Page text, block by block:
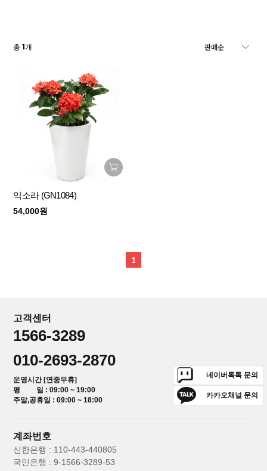
총1개
익소라 (GN1084)
54,000원
1
고객센터
1566-3289
010-2693-2870
운영시간 [연중무휴]
평 일 : 09:00 ~ 19:00
주말,공휴일 : 09:00 ~ 18:00
네이버톡톡 문의
카카오채널 문의
계좌번호
신한은행 : 110-443-440805
국민은행 : 9-1566-3289-53